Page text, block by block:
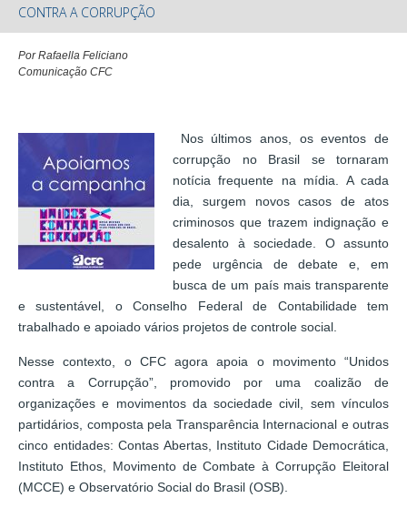
CONTRA A CORRUPÇÃO
Por Rafaella Feliciano
Comunicação CFC
Nos últimos anos, os eventos de
corrupção no Brasil se tornaram
notícia frequente na mídia. A cada
dia, surgem novos casos de atos
criminosos que trazem indignação e
desalento à sociedade. O assunto
pede urgência de debate e, em
busca de um país mais transparente
e sustentável, o Conselho Federal de Contabilidade tem
trabalhado e apoiado vários projetos de controle social.
Nesse contexto, o CFC agora apoia o movimento “Unidos
contra a Corrupção”, promovido por uma coalizão de
organizações e movimentos da sociedade civil, sem vínculos
partidários, composta pela Transparência Internacional e outras
cinco entidades: Contas Abertas, Instituto Cidade Democrática,
Instituto Ethos, Movimento de Combate à Corrupção Eleitoral
(MCCE) e Observatório Social do Brasil (OSB).